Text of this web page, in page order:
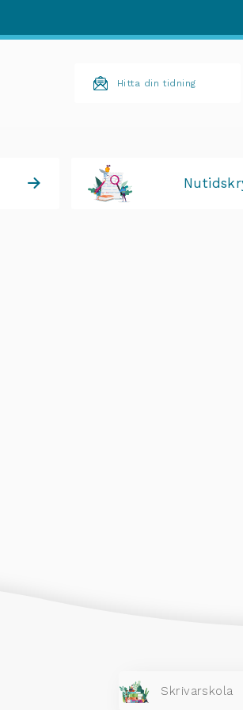
När automatisk komplettering av
Hitta din tidning
Skrivarskola